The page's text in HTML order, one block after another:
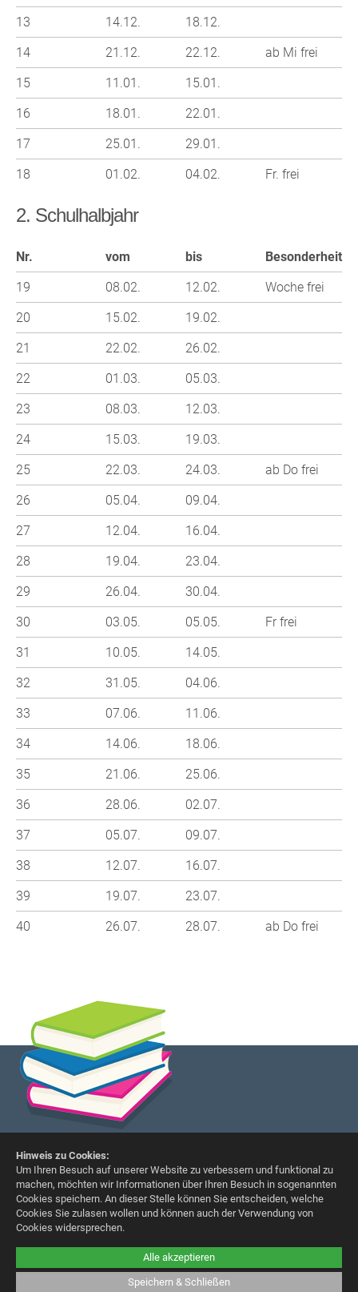
Alle akzeptieren
Speichern & Schließen
Hinweis zu Cookies:
Um Ihren Besuch auf unserer Website zu verbessern und funktional zu
machen, möchten wir Informationen über Ihren Besuch in sogenannten
Cookies speichern. An dieser Stelle können Sie entscheiden, welche
Cookies Sie zulasen wollen und können auch der Verwendung von
Cookies widersprechen.
13
14.12.
18.12.
14
21.12. 22.12.
ab Mi frei
15
11.01.
15.01.
16
18.01.
22.01.
17
25.01.
29.01.
18
01.02. 04.02. Fr. frei
2. Schulhalbjahr
Nr. vom bis
Besonderheit
19
08.02. 12.02.
Woche frei
20
15.02.
19.02.
21
22.02.
26.02.
22
01.03.
05.03.
23
08.03.
12.03.
24
15.03.
19.03.
25
22.03. 24.03.
ab Do frei
26
05.04.
09.04.
27
12.04.
16.04.
28
19.04.
23.04.
29
26.04.
30.04.
30
03.05. 05.05.
Fr frei
31
10.05.
14.05.
32
31.05.
04.06.
33
07.06.
11.06.
34
14.06.
18.06.
35
21.06.
25.06.
36
28.06.
02.07.
37
05.07.
09.07.
38
12.07.
16.07.
39
19.07.
23.07.
40
26.07. 28.07. ab Do frei
Grundschule Schmiden
Liegnitzer Straße 28
72336 Balingen
Telefon (0 74 33) 76 99
Telefax (0 74 33) 76 19
info@grundschule-schmiden.de